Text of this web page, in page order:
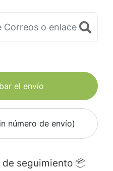
el envío
número de envío)
de seguimiento 📦